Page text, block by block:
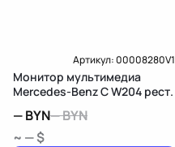
Артикул:00008280V1
Монитор мультимедиа
Mercedes-Benz C W204 рест.
—BYN—BYN
~ — $